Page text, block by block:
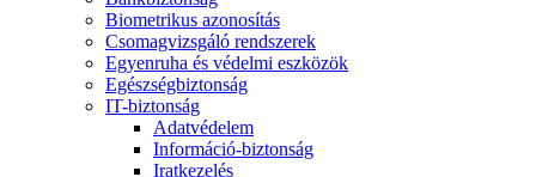
Biometrikus azonosítás
Csomagvizsgáló rendszerek
Egyenruha és védelmi eszközök
Egészségbiztonság
IT-biztonság
Adatvédelem
Információ-biztonság
Iratkezelés